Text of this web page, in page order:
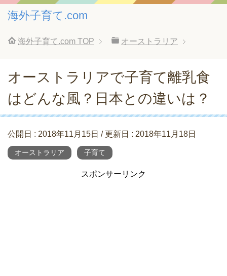
海外子育て.com
海外子育て.com TOP オーストラリア
オーストラリアで子育て離乳食
はどんな風？日本との違いは？
公開日 : 2018年11月15日 / 更新日 : 2018年11月18日
オーストラリア 子育て
スポンサーリンク